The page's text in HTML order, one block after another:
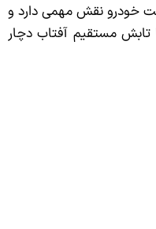
خودرو نقش مهمی دارد و
مستقیم آفتاب دچار